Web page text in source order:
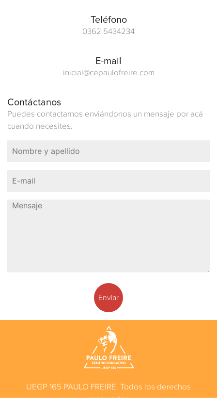
Teléfono
0362 5434234
E-mail
inicial@cepaulofreire.com
Contáctanos
Puedes contactarnos enviándonos un mensaje por acá
cuando necesites.
UEGP 165 PAULO FREIRE. Todos los derechos
reservados